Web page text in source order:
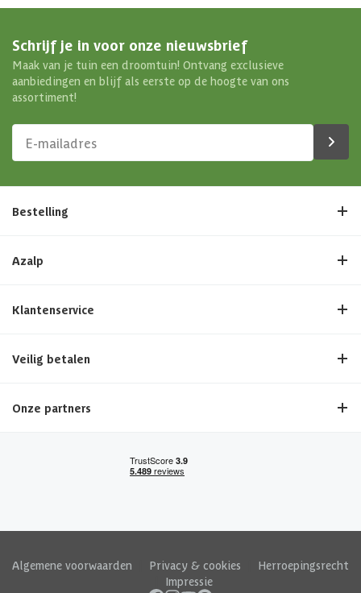
Schrijf je in voor onze nieuwsbrief
Maak van je tuin een droomtuin! Ontvang exclusieve
aanbiedingen en blijf als eerste op de hoogte van ons
assortiment!
Bestelling
Azalp
Klantenservice
Veilig betalen
Onze partners
Algemene voorwaarden Privacy & cookies
Herroepingsrecht
Impressie